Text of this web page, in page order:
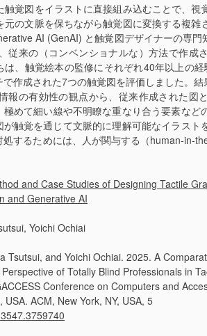
覚図をイラストに直接組み込むことで、視
の文脈を保ちながら触覚図に変換する複雑
AI (GenAI) と触覚図デザイナーの専門
従来の（コンベンショナルな）方法で作成
、触覚絵本の監修にそれぞれ40年以上の
作成された7つの触覚図を評価しました。
報の有効性の観点から、従来作成された図
めて細い線や不明瞭な重なり合う要素など
触覚を通じて文脈的に理解可能なイラスト
するためには、人が関与する（human-in-
and Case Studies of Designing Tactile
and Generative AI
Yoichi Ochiai
Tsutsui, and Yoichi Ochiai. 2025. A
of Totally Blind Professionals in
Conference on Computers and
ACM, New York, NY, USA, 5